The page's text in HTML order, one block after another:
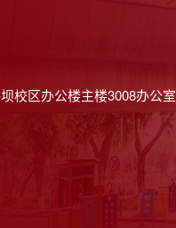
校区办公楼主楼3008办公室